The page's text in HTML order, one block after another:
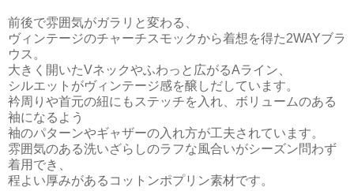
前後で雰囲気がガラリと変わる、
ヴィンテージのチャーチスモックから着想を得た2WAYブラ
ウス。
大きく開いたVネックやふわっと広がるAライン、
シルエットがヴィンテージ感を醸しだしています。
衿周りや首元の紐にもステッチを入れ、ボリュームのある
袖になるよう
袖のパターンやギャザーの入れ方が工夫されています。
雰囲気のある洗いざらしのラフな風合いがシーズン問わず
着用でき、
程よい厚みがあるコットンポプリン素材です。